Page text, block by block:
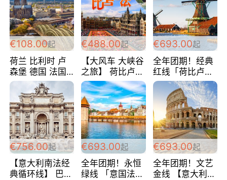
€108.00起
荷兰 比利时 卢
森堡 德国 法国
超爽玩遍西欧 循
环线 全程四星宾
馆 108欧/人/天
€488.00起
【大风车 大峡谷
之旅】 荷比卢德
法 巴黎上下 经
典五国四日游
488欧/人
€693.00起
全年团期！经典
红线「荷比卢德
法」七天循环 五
国 仅售99欧/人/
天！巴黎上下！
包拼房~
€756.00起
【意大利南法经
典循环线】 巴黎
€693.00起
全年团期！永恒
绿线 「意国法
€693.00起
全年团期！文艺
金线 【意大利一